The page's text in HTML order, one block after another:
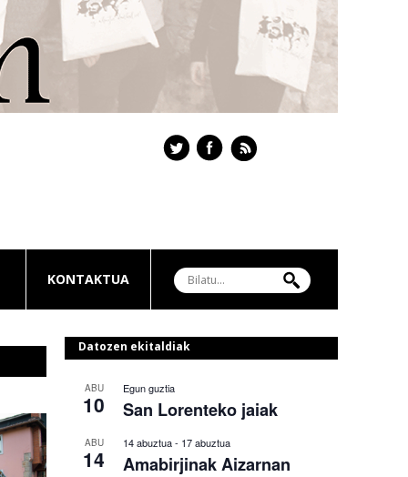
KONTAKTUA
Datozen ekitaldiak
ABU
10
Egun guztia
San Lorenteko jaiak
ABU
14
14 abuztua- 17 abuztua
Amabirjinak Aizarnan